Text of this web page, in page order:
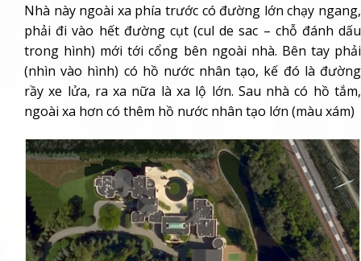
Nhà này ngoài xa phía trước có đường lớn chạy ngang,
phải đi vào hết đường cụt (cul de sac – chỗ đánh dấu
trong hình) mới tới cổng bên ngoài nhà. Bên tay phải
(nhìn vào hình) có hồ nước nhân tạo, kế đó là đường
rầy xe lửa, ra xa nữa là xa lộ lớn. Sau nhà có hồ tắm,
ngoài xa hơn có thêm hồ nước nhân tạo lớn (màu xám)